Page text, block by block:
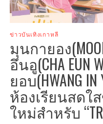
ข่าวบันเทิงเกาหลี
มุนกายอง
อึนอู(CHA EUN
ยอบ(HWANG
ห้องเรียนสดใ
ใหม่สำหรับ